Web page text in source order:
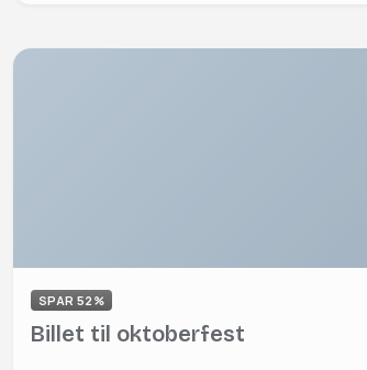
SPAR 52%
Billet til oktoberfest